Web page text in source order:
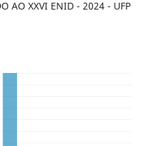
AO XXVI ENID - 2024 - UFP